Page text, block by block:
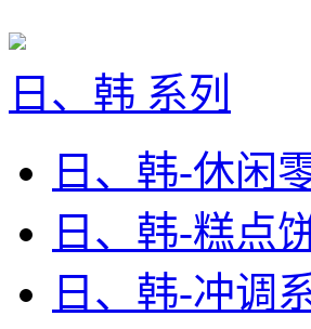
日、韩 系列
日、韩-休闲
日、韩-糕点
日、韩-冲调